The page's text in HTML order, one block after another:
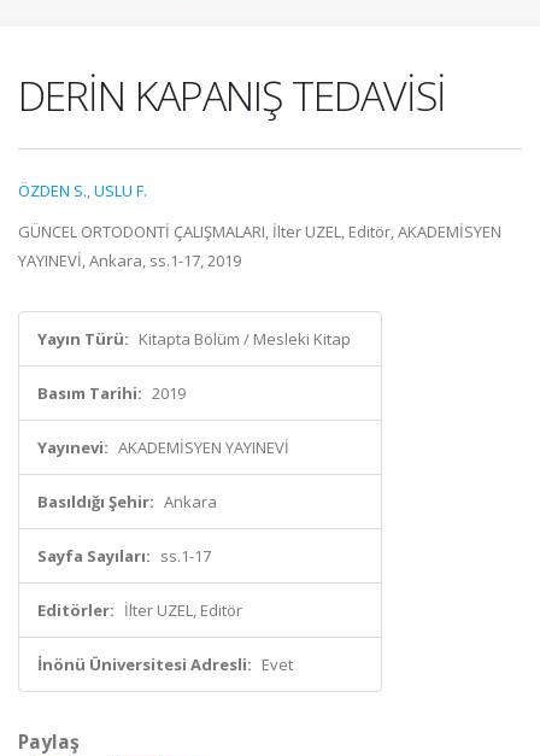
DERİN KAPANIŞ TEDAVİSİ
ÖZDEN S.,USLU F.
GÜNCEL ORTODONTİ ÇALIŞMALARI, İlter UZEL, Editör, AKADEMİSYEN
YAYINEVİ, Ankara, ss.1-17, 2019
Yayın Türü: Kitapta Bölüm / Mesleki Kitap
Basım Tarihi: 2019
Yayınevi: AKADEMİSYEN YAYINEVİ
Basıldığı Şehir: Ankara
Sayfa Sayıları: ss.1-17
Editörler: İlter UZEL, Editör
İnönü Üniversitesi Adresli: Evet
Paylaş